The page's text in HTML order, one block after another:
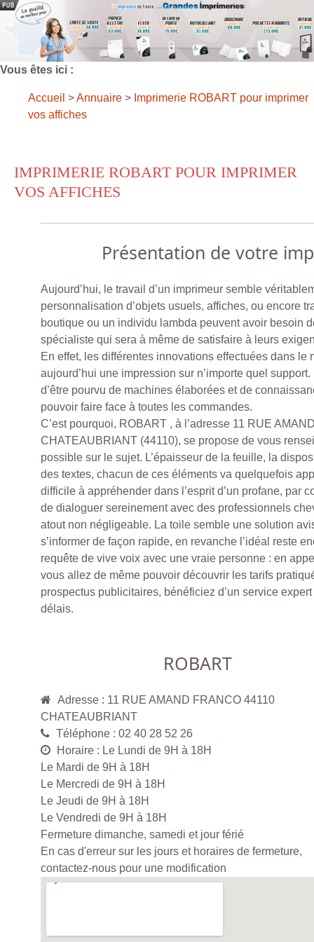
Vous êtes ici :
Accueil >Annuaire > Imprimerie ROBART pour imprimer
vos affiches
IMPRIMERIE ROBART POUR IMPRIMER
VOS AFFICHES
Présentation de votre
Aujourd’hui, le travail d’un imprimeur semble
personnalisation d’objets usuels, affiches, ou encore
boutique ou un individu lambda peuvent avoir besoin
spécialiste qui sera à même de satisfaire à leurs
En effet, les différentes innovations effectuées dans le
aujourd’hui une impression sur n’importe quel
d’être pourvu de machines élaborées et de
pouvoir faire face à toutes les commandes.
C’est pourquoi, ROBART , à l’adresse 11 RUE
CHATEAUBRIANT (44110), se propose de vous
possible sur le sujet. L’épaisseur de la feuille, la
des textes, chacun de ces éléments va quelquefois
difficile à appréhender dans l’esprit d’un profane, par
de dialoguer sereinement avec des professionnels
atout non négligeable. La toile semble une solution
s’informer de façon rapide, en revanche l’idéal reste
requête de vive voix avec une vraie personne : en
vous allez de même pouvoir découvrir les tarifs
prospectus publicitaires, bénéficiez d’un service
délais.
ROBART
Adresse : 11 RUE AMAND FRANCO 44110
CHATEAUBRIANT
Téléphone : 02 40 28 52 26
Horaire : Le Lundi de 9H à 18H
Le Mardi de 9H à 18H
Le Mercredi de 9H à 18H
Le Jeudi de 9H à 18H
Le Vendredi de 9H à 18H
Fermeture dimanche, samedi et jour férié
En cas d'erreur sur les jours et horaires de fermeture,
contactez-nous pour une modification